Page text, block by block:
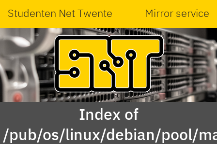
Studenten Net Twente Mirror service
Index of
/pub/os/linux/debian/pool/